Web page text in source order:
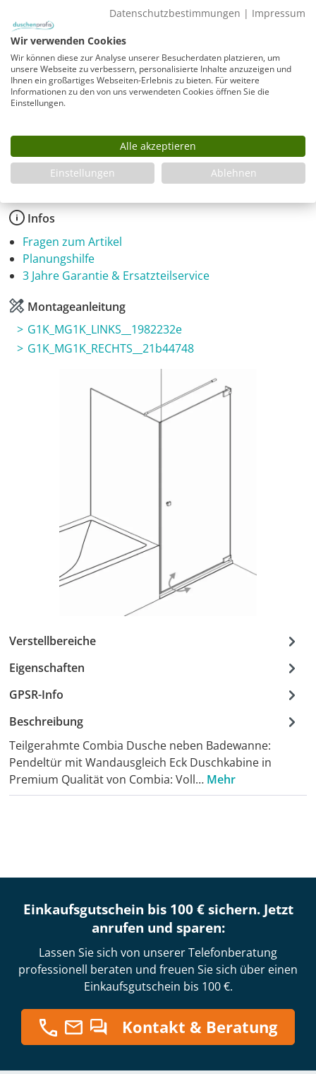
Beschlagfarbe
Montage
Produkt Anzahl: Gib den gewünschten
In den Warenkorb
Infos
Fragen zum Artikel
Planungshilfe
3 Jahre Garantie & Ersatzteilservice
Montageanleitung
G1K_MG1K_LINKS__1982232e
G1K_MG1K_RECHTS__21b44748
Verstellbereiche
Eigenschaften
GPSR-Info
Beschreibung
Teilgerahmte Combia Dusche neben Badewanne:
Pendeltür mit Wandausgleich Eck Duschkabine in
Premium Qualität von Combia: Voll… Mehr
Einkaufsgutschein bis 100 € sichern. Jetzt
anrufen und sparen:
Lassen Sie sich von unserer Telefonberatung
professionell beraten und freuen Sie sich über einen
Einkaufsgutschein bis 100 €.
Kontakt & Beratung
Datenschutzbestimmungen | Impressum
Wir verwenden Cookies
Wir können diese zur Analyse unserer Besucherdaten platzieren, um
unsere Webseite zu verbessern, personalisierte Inhalte anzuzeigen und
Ihnen ein großartiges Webseiten-Erlebnis zu bieten. Für weitere
Informationen zu den von uns verwendeten Cookies öffnen Sie die
Einstellungen.
Alle akzeptieren
Einstellungen
Ablehnen